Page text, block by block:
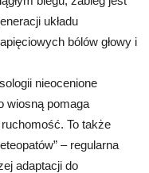
układu
bólów głowy i
nieocenione
wiosną pomaga
To także
– regularna
adaptacji do